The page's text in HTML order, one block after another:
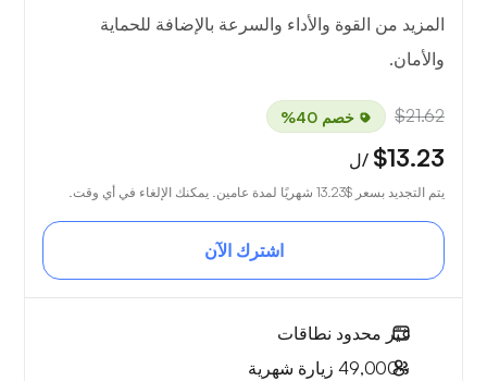
المزيد من القوة والأداء والسرعة بالإضافة للحماية
والأمان.
$21.62 خصم 40%
$13.23 /ل
يتم التجديد بسعر $13.23 شهريًا لمدة عامين. يمكنك الإلغاء في أي وقت.
اشترك الآن
غير محدود نطاقات
~49,000
زيارة شهرية